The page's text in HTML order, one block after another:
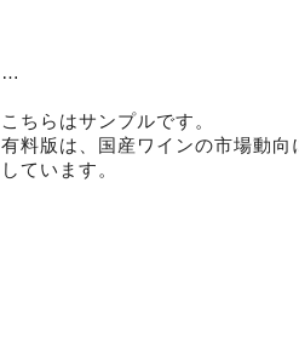
…
こちらはサンプルです。
有料版は、国産ワインの市場動
しています。